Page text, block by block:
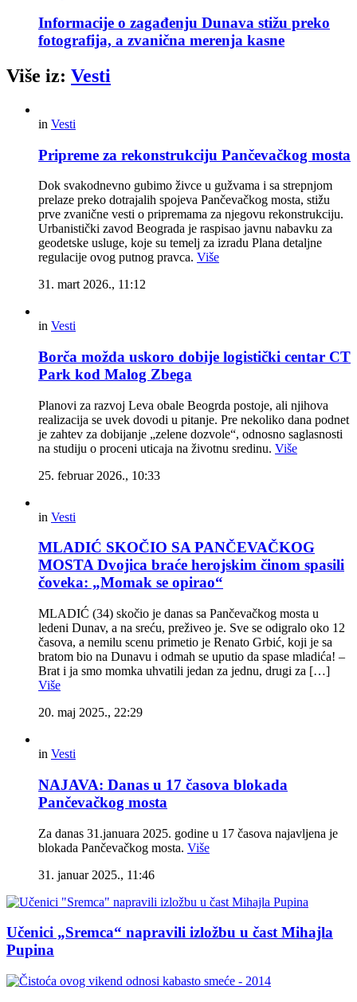
Informacije o zagađenju Dunava stižu preko
fotografija, a zvanična merenja kasne
Više iz: Vesti
in Vesti
Pripreme za rekonstrukciju Pančevačkog mosta
Dok svakodnevno gubimo živce u gužvama i sa strepnjom
prelaze preko dotrajalih spojeva Pančevačkog mosta, stižu
prve zvanične vesti o pripremama za njegovu rekonstrukciju.
Urbanistički zavod Beograda je raspisao javnu nabavku za
geodetske usluge, koje su temelj za izradu Plana detaljne
regulacije ovog putnog pravca. Više
31. mart 2026., 11:12
in Vesti
Borča možda uskoro dobije logistički centar CT
Park kod Malog Zbega
Planovi za razvoj Leva obale Beogrda postoje, ali njihova
realizacija se uvek dovodi u pitanje. Pre nekoliko dana podnet
je zahtev za dobijanje „zelene dozvole“, odnosno saglasnosti
na studiju o proceni uticaja na životnu sredinu. Više
25. februar 2026., 10:33
in Vesti
MLADIĆ SKOČIO SA PANČEVAČKOG
MOSTA Dvojica braće herojskim činom spasili
čoveka: „Momak se opirao“
MLADIĆ (34) skočio je danas sa Pančevačkog mosta u
ledeni Dunav, a na sreću, preživeo je. Sve se odigralo oko 12
časova, a nemilu scenu primetio je Renato Grbić, koji je sa
bratom bio na Dunavu i odmah se uputio da spase mladića! –
Brat i ja smo momka uhvatili jedan za jednu, drugi za […]
Više
20. maj 2025., 22:29
in Vesti
NAJAVA: Danas u 17 časova blokada
Pančevačkog mosta
Za danas 31.januara 2025. godine u 17 časova najavljena je
blokada Pančevačkog mosta. Više
31. januar 2025., 11:46
Učenici „Sremca“ napravili izložbu u čast Mihajla
Pupina